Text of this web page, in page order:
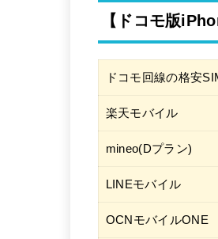
【ドコモ版
ドコモ回線の格安
楽天モバイル
mineo(Dプラン)
LINEモバイル
OCNモバイルONE